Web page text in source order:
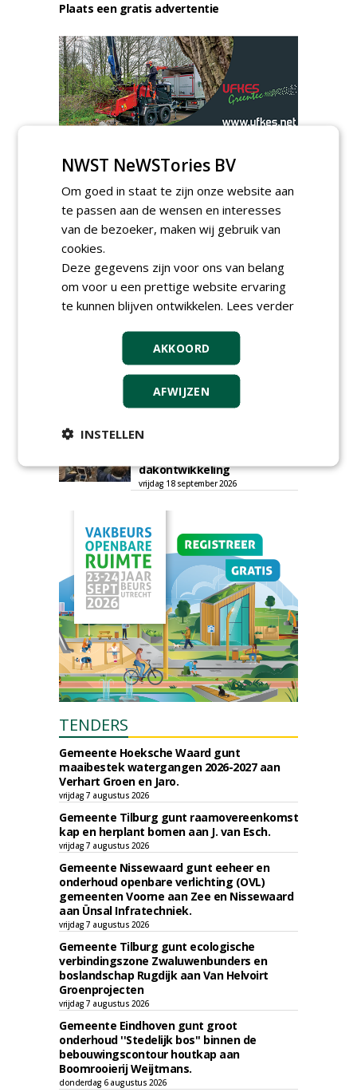
Plaats een gratis advertentie
AGENDA
GreentoColour en Heem in
Swalmen
woensdag 12 augustus 2026
zet eenjarige planten
centraal in Appeltern
donderdag 27 augustus 2026
Openbare Ruimte Congres
centraal in Zaanstad
donderdag 3 september 2026
Lunchwebinar: zo voorkom je
dat natuurinclusieve
ambities stranden
Rooftop Symposium viert
dakontwikkeling
vrijdag 18 september 2026
TENDERS
Gemeente Hoeksche Waard gunt
maaibestek watergangen 2026-2027 aan
Verhart Groen en Jaro.
vrijdag 7 augustus 2026
Gemeente Tilburg gunt raamovereenkomst
kap en herplant bomen aan J. van Esch.
vrijdag 7 augustus 2026
Gemeente Nissewaard gunt eeheer en
onderhoud openbare verlichting (OVL)
gemeenten Voorne aan Zee en Nissewaard
aan Ünsal Infratechniek.
vrijdag 7 augustus 2026
Gemeente Tilburg gunt ecologische
verbindingszone Zwaluwenbunders en
boslandschap Rugdijk aan Van Helvoirt
Groenprojecten
vrijdag 7 augustus 2026
Gemeente Eindhoven gunt groot
onderhoud ''Stedelijk bos'' binnen de
bebouwingscontour houtkap aan
Boomrooierij Weijtmans.
donderdag 6 augustus 2026
NWST NeWSTories BV
Om goed in staat te zijn onze website aan
te passen aan de wensen en interesses
van de bezoeker, maken wij gebruik van
cookies.
Deze gegevens zijn voor ons van belang
om voor u een prettige website ervaring
te kunnen blijven ontwikkelen. Lees verder
AKKOORD
AFWIJZEN
INSTELLEN